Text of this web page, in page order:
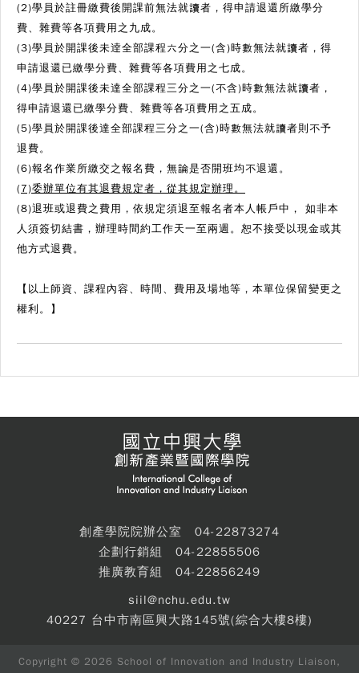
(2)學員於註冊繳費後開課前無法就讀者，得申請退還所繳學分
費、雜費等各項費用之九成。
(3)學員於開課後未逹全部課程六分之一(含)時數無法就讀者，得
申請退還已繳學分費、雜費等各項費用之七成。
(4)學員於開課後未達全部課程三分之一(不含)時數無法就讀者，
得申請退還已繳學分費、雜費等各項費用之五成。
(5)學員於開課後達全部課程三分之一(含)時數無法就讀者則不予
退費。
(6)報名作業所繳交之報名費，無論是否開班均不退還。
(7)委辦單位有其退費規定者，從其規定辦理。
(8)退班或退費之費用，依規定須退至報名者本人帳戶中， 如非本
人須簽切結書，辦理時間約工作天一至兩週。恕不接受以現金或其
他方式退費。
【以上師資、課程內容、時間、費用及場地等，本單位保留變更之
權利。】
創產學院院辦公室 04-22873274
企劃行銷組 04-22855506
推廣教育組 04-22856249
siil@nchu.edu.tw
40227 台中市南區興大路145號(綜合大樓8樓)
Copyright © 2026 School of Innovation and Industry Liaison,